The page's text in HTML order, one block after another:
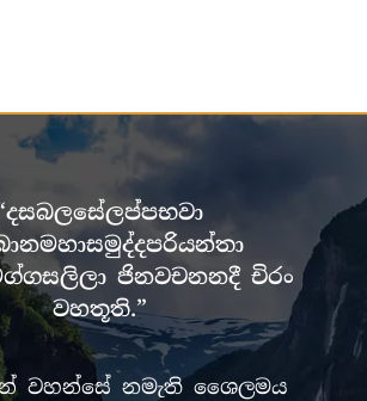
ජිනවචනනදී චිරං
වහතූති.”
වහන්සේ නමැති ශෛලමය